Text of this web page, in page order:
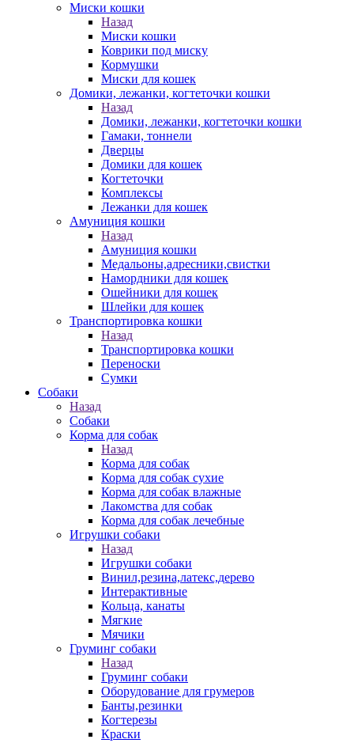
Миски кошки
Назад
Миски кошки
Коврики под миску
Кормушки
Миски для кошек
Домики, лежанки, когтеточки кошки
Назад
Домики, лежанки, когтеточки кошки
Гамаки, тоннели
Дверцы
Домики для кошек
Когтеточки
Комплексы
Лежанки для кошек
Амуниция кошки
Назад
Амуниция кошки
Медальоны,адресники,свистки
Намордники для кошек
Ошейники для кошек
Шлейки для кошек
Транспортировка кошки
Назад
Транспортировка кошки
Переноски
Сумки
Собаки
Назад
Собаки
Корма для собак
Назад
Корма для собак
Корма для собак сухие
Корма для собак влажные
Лакомства для собак
Корма для собак лечебные
Игрушки собаки
Назад
Игрушки собаки
Винил,резина,латекс,дерево
Интерактивные
Кольца, канаты
Мягкие
Мячики
Груминг собаки
Назад
Груминг собаки
Оборудование для грумеров
Банты,резинки
Когтерезы
Краски